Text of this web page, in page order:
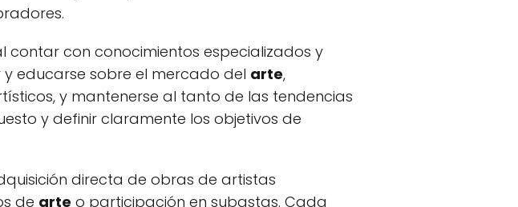
contar con conocimientos especializados y
educarse sobre el mercado del arte,
y mantenerse al tanto de las tendencias
y definir claramente los objetivos de
directa de obras de artistas
de arte o participación en subastas. Cada